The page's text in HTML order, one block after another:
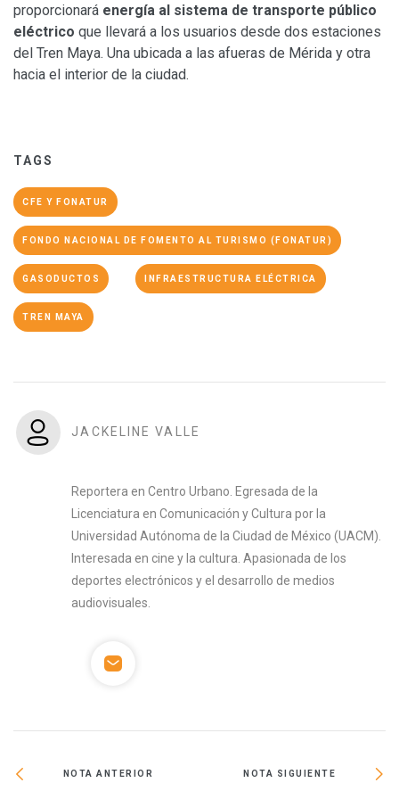
proporcionará energía al sistema de transporte público
eléctrico que llevará a los usuarios desde dos estaciones
del Tren Maya. Una ubicada a las afueras de Mérida y otra
hacia el interior de la ciudad.
TAGS
CFE Y FONATUR
FONDO NACIONAL DE FOMENTO AL TURISMO (FONATUR)
GASODUCTOS INFRAESTRUCTURA ELÉCTRICA
TREN MAYA
JACKELINE VALLE
Reportera en Centro Urbano. Egresada de la
Licenciatura en Comunicación y Cultura por la
Universidad Autónoma de la Ciudad de México (UACM).
Interesada en cine y la cultura. Apasionada de los
deportes electrónicos y el desarrollo de medios
audiovisuales.
NOTA ANTERIOR NOTA SIGUIENTE